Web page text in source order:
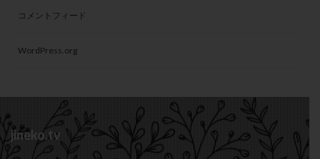
コメントフィード
WordPress.org
jineko.tv